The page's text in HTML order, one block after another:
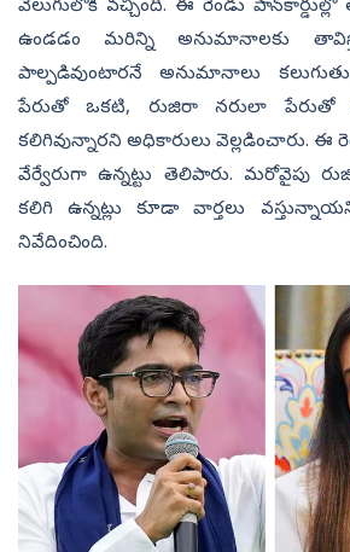
వెలుగులోకి వ‌చ్చింది. ఈ రెండు పాన్‌కార్డుల్లో
ఉండ‌డం మ‌రిన్ని అనుమానాల‌కు
పాల్ప‌డివుంటార‌నే అనుమానాలు
పేరుతో ఒక‌టి, రుజిరా న‌రులా
క‌లిగివున్నార‌ని అధికారులు వెల్ల‌డించారు. ఈ
వేర్వేరుగా ఉన్న‌ట్టు తెలిపారు. మ‌రోవైపు
కలిగి ఉన్నట్లు కూడా వార్తలు
నివేదించింది.